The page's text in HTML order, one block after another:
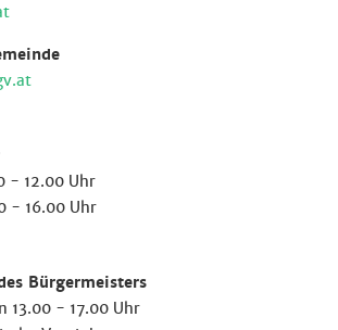
- 12.00 Uhr
- 16.00 Uhr
Bürgermeisters
13.00 - 17.00 Uhr